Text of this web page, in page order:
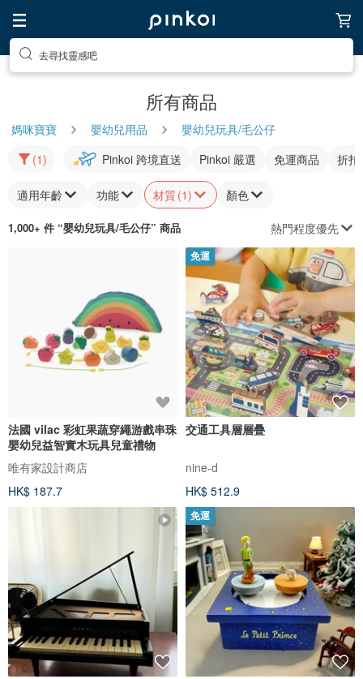
去尋找靈感吧
所有商品
媽咪寶寶 嬰幼兒用品
嬰幼兒玩具/毛公仔
(1)
Pinkoi 跨境直送 Pinkoi 嚴選 免運商品 折扣
適用年齡 功能 材質(1) 顏色
1,000+ 件 “嬰幼兒玩具/毛公仔” 商品 熱門程度優先
法國 vilac 彩虹果蔬穿繩游戲串珠
嬰幼兒益智實木玩具兒童禮物
唯有家設計商店
HK$ 187.7
免運
交通工具層層疊
nine-d
HK$ 512.9
免運